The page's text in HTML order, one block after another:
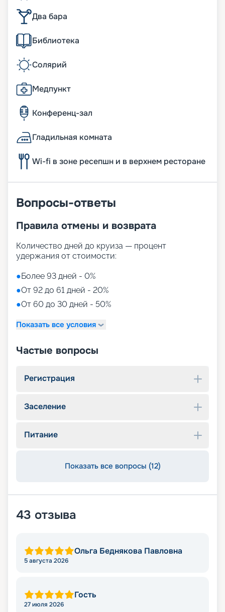
Два бара
Библиотека
Солярий
Медпункт
Конференц-зал
Гладильная комната
Wi-fi в зоне ресепшн и в верхнем ресторане
Вопросы-ответы
Правила отмены и возврата
Количество дней до круиза — процент
удержания от стоимости:
●Более 93 дней - 0%
●От 92 до 61 дней - 20%
●От 60 до 30 дней - 50%
Показать все условия
Частые вопросы
Регистрация
Заселение
Питание
Показать все вопросы (12)
43 отзыва
Ольга Беднякова Павловна
5 августа 2026
Гость
27 июля 2026